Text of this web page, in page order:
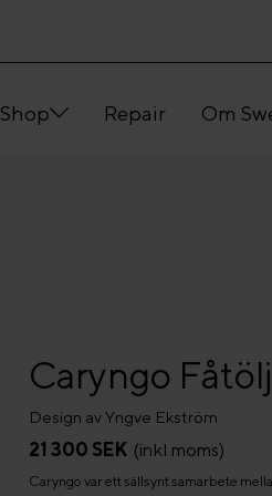
Shop Repair Om
Caryngo Fåtölj
Design av Yngve Ekström
21 300 SEK (inkl moms)
Caryngo var ett sällsynt samarbete